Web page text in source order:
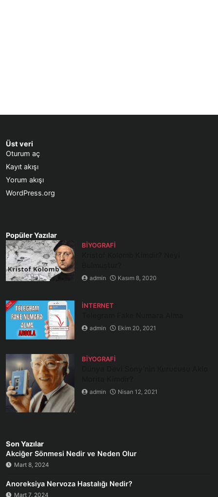
Üst veri
Oturum aç
Kayıt akışı
Yorum akışı
WordPress.org
Popüler Yazılar
BIYOGRAFI
admin Kasım 8, 2020
İNTERNET
admin Ekim 20, 2021
BIYOGRAFI
admin Nisan 12, 2021
Son Yazılar
Akciğer Sönmesi Nedir ve Neden Olur
Mart 8, 2024
Anoreksiya Nervoza Hastalığı Nedir?
Mart 7, 2024